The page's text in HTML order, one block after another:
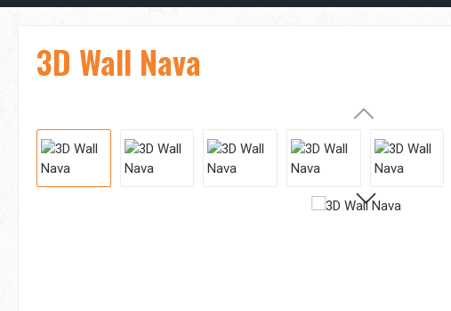
3D Wall Nava
Bildergalerie überspringen